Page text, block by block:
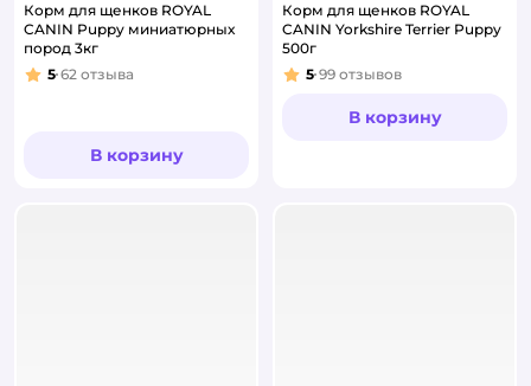
Корм для щенков ROYAL
CANIN Puppy миниатюрных
пород 3кг
Рейтинг:
5 62 отзыва
В корзину
Корм для щенков ROYAL
CANIN Yorkshire Terrier Puppy
500г
Рейтинг:
5 99 отзывов
В корзину